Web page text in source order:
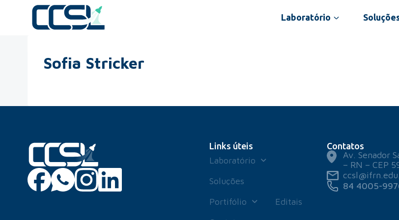
Laboratório
Sofia Stricker
Links úteis
Laboratório
Soluções
Portifólio
Editais
Contatos
Av. Senador
– RN – CEP
84 4005-